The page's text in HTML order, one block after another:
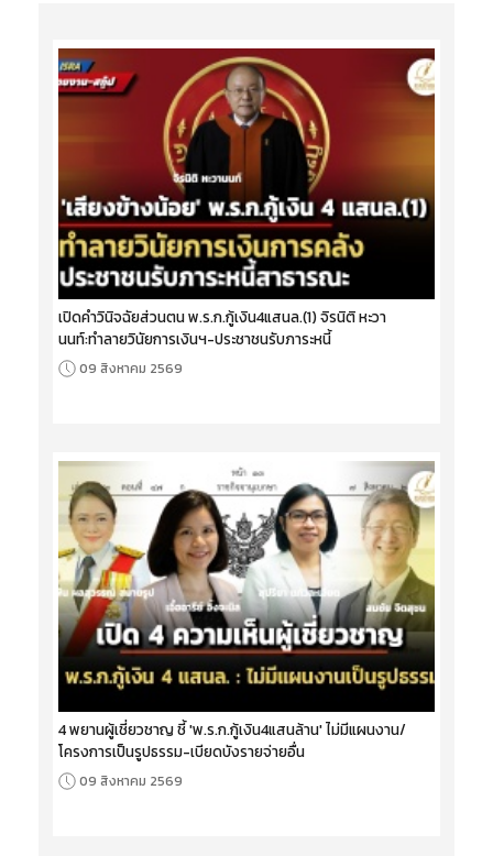
เปิดคำวินิจฉัยส่วนตน พ.ร.ก.กู้เงิน4แสนล.(1) จิรนิติ หะวา
นนท์:ทำลายวินัยการเงินฯ-ประชาชนรับภาระหนี้
09 สิงหาคม 2569
4 พยานผู้เชี่ยวชาญ ชี้ 'พ.ร.ก.กู้เงิน4แสนล้าน' ไม่มีแผนงาน/
โครงการเป็นรูปธรรม-เบียดบังรายจ่ายอื่น
09 สิงหาคม 2569